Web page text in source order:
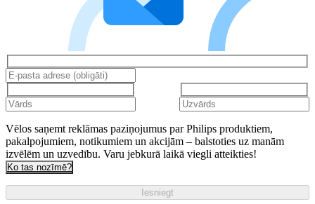
Vēlos saņemt reklāmas paziņojumus par Philips produktiem,
pakalpojumiem, notikumiem un akcijām – balstoties uz manām
izvēlēm un uzvedību. Varu jebkurā laikā viegli atteikties!
Ko tas nozīmē?
Iesniegt